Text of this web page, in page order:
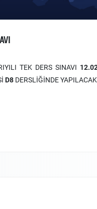
TEK DERS SINAVI
D8DERSLİĞİNDE